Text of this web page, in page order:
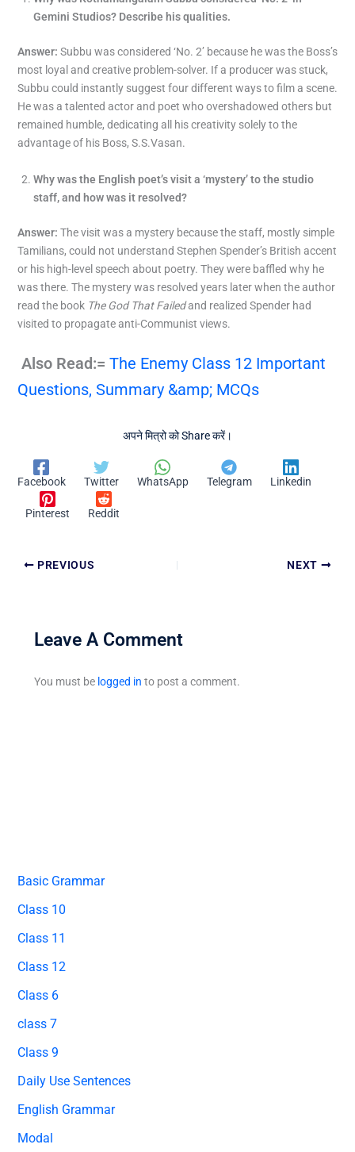
Gemini Studios? Describe his qualities.
Answer: Subbu was considered ‘No. 2’ because he was the Boss’s
most loyal and creative problem-solver. If a producer was stuck,
Subbu could instantly suggest four different ways to film a scene.
He was a talented actor and poet who overshadowed others but
remained humble, dedicating all his creativity solely to the
advantage of his Boss, S.S.Vasan.
Why was the English poet’s visit a ‘mystery’ to the studio
staff, and how was it resolved?
Answer: The visit was a mystery because the staff, mostly simple
Tamilians, could not understand Stephen Spender’s British accent
or his high-level speech about poetry. They were baffled why he
was there. The mystery was resolved years later when the author
read the book The God That Failedand realized Spender had
visited to propagate anti-Communist views.
Also Read:= The Enemy Class 12 Important
Questions, Summary &amp; MCQs
अपने मित्रो को Share करें।
Facebook Twitter WhatsApp Telegram Linkedin
Pinterest Reddit
PREVIOUS NEXT
Leave A Comment
You must be logged in to post a comment.
Basic Grammar
Class 10
Class 11
Class 12
Class 6
class 7
Class 9
Daily Use Sentences
English Grammar
Modal